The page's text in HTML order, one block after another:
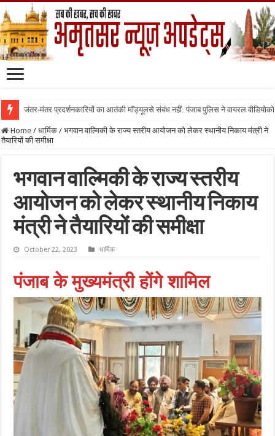
जंतर-मंतर प्रदर्शनकारियों का आतंकी मॉड्यूलसे संबंध नहीं: पंजाब पुलिस ने वायरल वीडियोको
Home / धार्मिक / भगवान वाल्मिकी के राज्य स्तरीय आयोजन को लेकर स्थानीय निकाय मंत्री ने
तैयारियों की समीक्षा
भगवान वाल्मिकी के राज्य स्तरीय
आयोजन को लेकर स्थानीय निकाय
मंत्री ने तैयारियों की समीक्षा
October 22, 2023 धार्मिक
पंजाब के मुख्यमंत्री होंगे शामिल